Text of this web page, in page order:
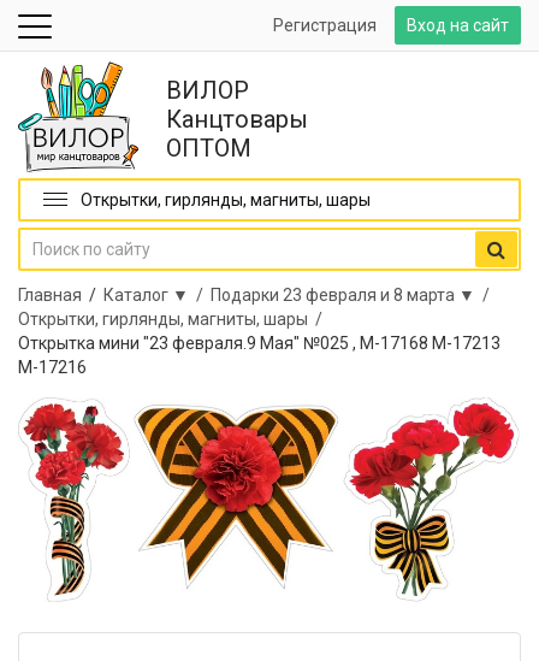
Вход на сайт
Регистрация
ВИЛОР
Канцтовары
ОПТОМ
Открытки, гирлянды, магниты, шары
Главная / Каталог ▼ / Подарки 23 февраля и 8 марта ▼ /
Открытки, гирлянды, магниты, шары /
Открытка мини "23 февраля.9 Мая" №025 , М-17168 М-17213
М-17216